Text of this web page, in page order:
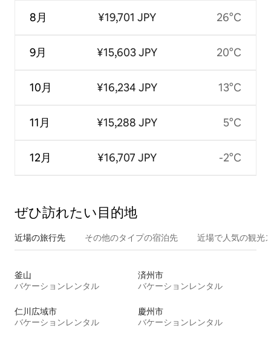
8月
9月
10月
11月
12月
¥19,701 JPY
¥15,603 JPY
¥16,234 JPY
¥15,288 JPY
¥16,707 JPY
26°C
20°C
13°C
5°C
-2°C
ぜひ訪⁠れ⁠た⁠い目⁠的⁠地
近場の旅行先 その他のタ⁠イ⁠プ⁠の宿⁠泊⁠先 近場で人気の観光
釜山
バケーションレンタル
済州市
バケーションレンタル
仁川広域市
バケーションレンタル
慶州市
バケーションレンタル